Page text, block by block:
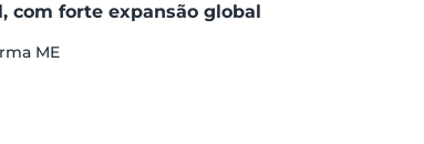
com forte expansão global
ME